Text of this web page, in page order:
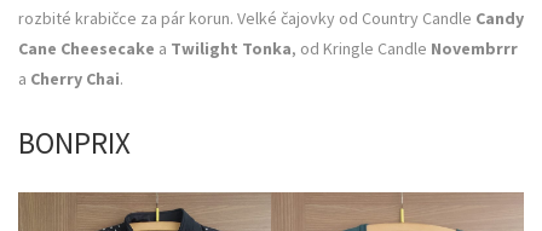
rozbité krabičce za pár korun. Velké čajovky od Country Candle Candy
Cane Cheesecake a Twilight Tonka, od Kringle Candle Novembrrr
a Cherry Chai.
BONPRIX